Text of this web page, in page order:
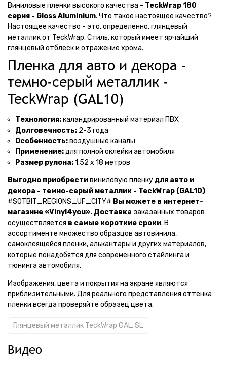
Виниловые пленки высокого качества - TeckWrap 180
серия - Gloss Aluminium. Что такое настоящее качество?
Настоящее качество - это, определенно, глянцевый
металлик от TeckWrap. Стиль, который имеет ярчайший
глянцевый отблеск и отражение хрома.
Пленка для авто и декора -
темно-серый металлик -
TeckWrap (GAL10)
Технология:каландрированный материал ПВХ
Долговечность: 2-3 года
Особенность:воздушные каналы
Применение:для полной оклейки автомобиля
Размер рулона:1.52 х 18 метров
Выгодно приобрестивиниловую пленку для авто и
декора - темно-серый металлик - TeckWrap (GAL10)
#SOTBIT_REGIONS_UF_CITY# Вы можете в интернет-
магазине «Vinyl4you». Доставка заказанных товаров
осуществляется в самые короткие сроки. В
ассортименте множество образцов автовинила,
самоклеящейся пленки, алькантары и других материалов,
которые понадобятся для современного стайлинга и
тюнинга автомобиля.
Изображения, цвета и покрытия на экране являются
приблизительными. Для реального представления оттенка
пленки всегда проверяйте образец цвета.
Глянцевый металлик TeckWrap GAL, SL
Видео